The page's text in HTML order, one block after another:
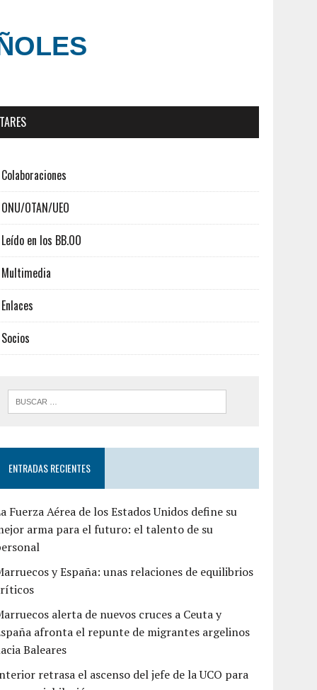
Colaboraciones
ONU/OTAN/UEO
Leído en los BB.OO
Multimedia
Enlaces
Socios
ENTRADAS RECIENTES
Fuerza Aérea de los Estados Unidos define su
arma para el futuro: el talento de su
y España: unas relaciones de equilibrios
alerta de nuevos cruces a Ceuta y
afronta el repunte de migrantes argelinos
Baleares
retrasa el ascenso del jefe de la UCO para